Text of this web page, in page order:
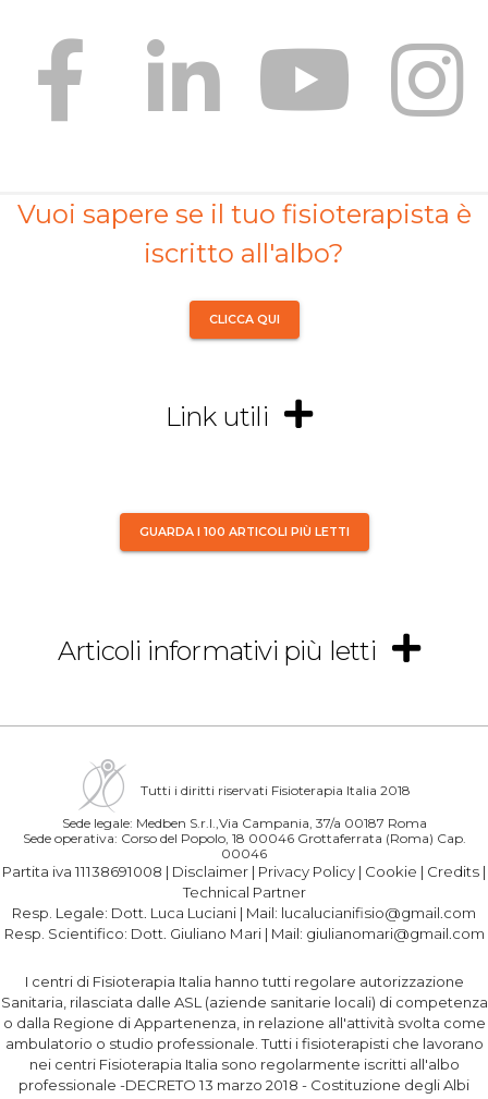
Vuoi sapere se il tuo fisioterapista è
iscritto all'albo?
CLICCA QUI
Link utili
GUARDA I 100 ARTICOLI PIÙ LETTI
Articoli informativi più letti
Tutti i diritti riservati Fisioterapia Italia 2018
Sede legale: Medben S.r.l.,Via Campania, 37/a 00187 Roma
Sede operativa: Corso del Popolo, 18 00046 Grottaferrata (Roma) Cap.
00046
Partita iva 11138691008 | Disclaimer | Privacy Policy | Cookie | Credits |
Technical Partner
Resp. Legale: Dott. Luca Luciani | Mail: lucalucianifisio@gmail.com
Resp. Scientifico: Dott. Giuliano Mari| Mail: giulianomari@gmail.com
I centri di Fisioterapia Italia hanno tutti regolare autorizzazione
Sanitaria, rilasciata dalle ASL (aziende sanitarie locali) di competenza
o dalla Regione di Appartenenza, in relazione all'attività svolta come
ambulatorio o studio professionale. Tutti i fisioterapisti che lavorano
nei centri Fisioterapia Italia sono regolarmente iscritti all'albo
professionale -DECRETO 13 marzo 2018 - Costituzione degli Albi